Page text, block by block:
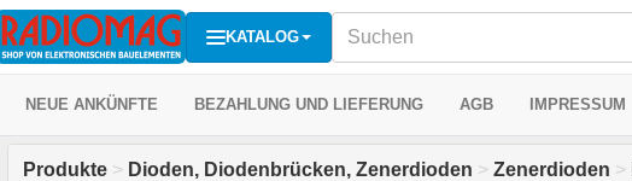
KATALOG
NEUE ANKÜNFTE BEZAHLUNG UND LIEFERUNG AGB IMPRESSUM
Produkte > Dioden, Diodenbrücken, Zenerdioden > Zenerdioden >